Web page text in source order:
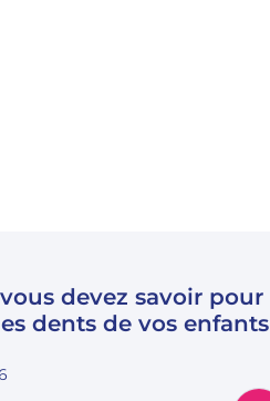
devez savoir pour
dents de vos enfants